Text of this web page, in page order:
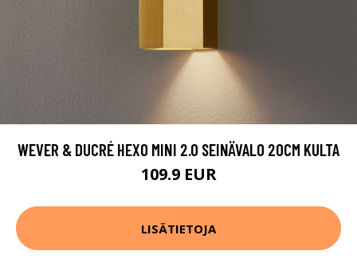
WEVER & DUCRÉ HEXO MINI 2.0 SEINÄVALO 20CM KULTA
109.9 EUR
LISÄTIETOJA